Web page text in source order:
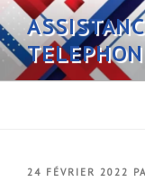
Aller
au
contenu
principal
PUBLIÉ
24 FÉVRIER 2022